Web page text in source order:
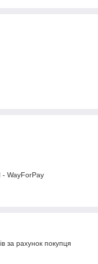
WayForPay
за рахунок покупця